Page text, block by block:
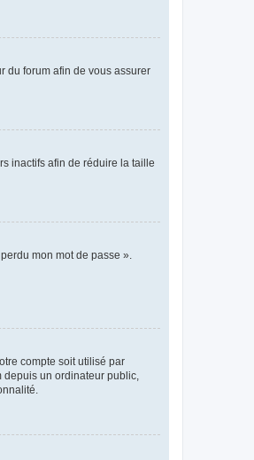
du forum afin de vous assurer
inactifs afin de réduire la taille
mon mot de passe ».
compte soit utilisé par
depuis un ordinateur public,